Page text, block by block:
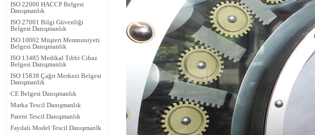
ISO 22000 HACCP Belgesi
Danışmanlık
ISO 27001 Bilgi Güvenliği
Belgesi Danışmanlık
ISO 10002 Müşteri Memnuniyeti
Belgesi Danışmanlık
ISO 13485 Medikal Tıbbi Cihaz
Belgesi Danışmanlık
ISO 15838 Çağrı Merkezi Belgesi
Danışmanlık
CE Belgesi Danışmanlık
Marka Tescil Danışmanlık
Patent Tescil Danışmanlık
Faydalı Model Tescil Danışmanlk